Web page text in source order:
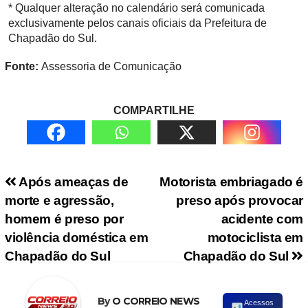
* Qualquer alteração no calendário será comunicada
exclusivamente pelos canais oficiais da Prefeitura de
Chapadão do Sul.
Fonte: Assessoria de Comunicação
COMPARTILHE
Navegação de PostMotorista embriagado é
preso após provocar
acidente com
motociclista em
Chapadão do Sul
Após ameaças de
morte e agressão,
homem é preso por
violência doméstica em
Chapadão do Sul
ByO CORREIO NEWS Acessos